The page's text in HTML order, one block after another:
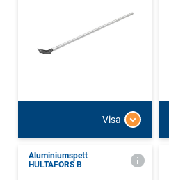
Visa
Aluminiumspett
HULTAFORS B